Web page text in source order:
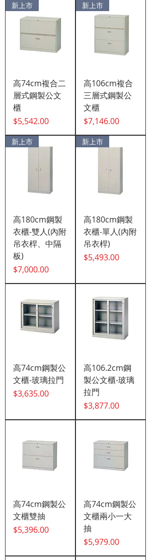
新上市
高74cm複合二
層式鋼製公文
櫃
價格
$5,542.00
新上市
高106cm複合
三層式鋼製公
文櫃
價格
$7,146.00
新上市
高180cm鋼製
衣櫃-雙人(內附
吊衣桿、中隔
板)
價格
$7,000.00
新上市
高180cm鋼製
衣櫃-單人(內附
吊衣桿)
價格
$5,493.00
高74cm鋼製公
文櫃-玻璃拉門
價格
$3,635.00
高106.2cm鋼
製公文櫃-玻璃
拉門
價格
$3,877.00
高74cm鋼製公
文櫃雙抽
價格
$5,396.00
高74cm鋼製公
文櫃兩小一大
抽
價格
$5,979.00